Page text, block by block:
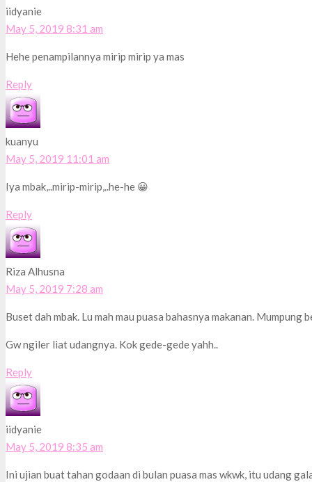
iidyanie
May 5, 2019 8:31 am
Hehe penampilannya mirip mirip ya mas
Reply
kuanyu
May 5, 2019 11:01 am
Iya mbak,..mirip-mirip,..he-he 😀
Reply
Riza Alhusna
May 5, 2019 7:28 am
Buset dah mbak. Lu mah mau puasa bahasnya makanan. Mumpung
Gw ngiler liat udangnya. Kok gede-gede yahh..
Reply
iidyanie
May 5, 2019 8:35 am
Ini ujian buat tahan godaan di bulan puasa mas wkwk, itu udang